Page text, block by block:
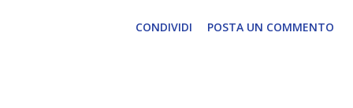
CONDIVIDI POSTA UN COMMENTO